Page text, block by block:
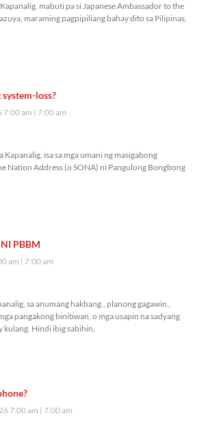
mabuti pa si Japanese Ambassador to the
maraming pagpipiliang bahay dito sa Pilipinas.
system-loss?
7:00 am 7:00 am
isa sa mga umani ng masigabong
Nation Address (o SONA) ni Pangulong Bongbong
PBBM
am 7:00 am
sa anumang hakbang., planong gagawin.,
pangakong binitiwan, o mga usapin na sadyang
kulang. Hindi ibig sabihin,
7:00 am 7:00 am